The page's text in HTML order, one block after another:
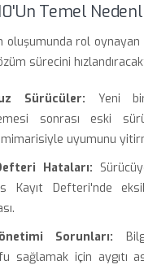
Temel
oluşumunda rol
sürecini
Sürücüler: Yeni
sonrası eski
uyumunu
Hataları:
Kayıt Defteri'nde
Sorunları:
sağlamak için aygıtı